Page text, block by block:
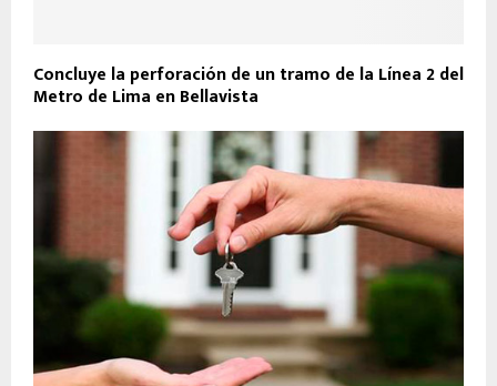
Concluye la perforación de un tramo de la Línea 2 del
Metro de Lima en Bellavista